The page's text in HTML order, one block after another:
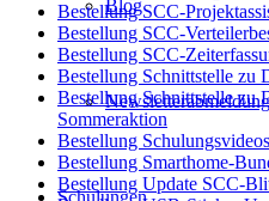
Blog
Newsletterabmeldung
Schulungen
Bestellung SCC-
Bestellung SCC-
Bestellung SCC-
Bestellung Schnittstelle zu
Bestellung Schnittstelle zu
Sommeraktion
Bestellung Schulungsvideos
Bestellung Smarthome-
Bestellung Update SCC-